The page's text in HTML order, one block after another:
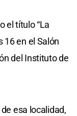
el título “La
16 en el Salón
del Instituto de
esa localidad,